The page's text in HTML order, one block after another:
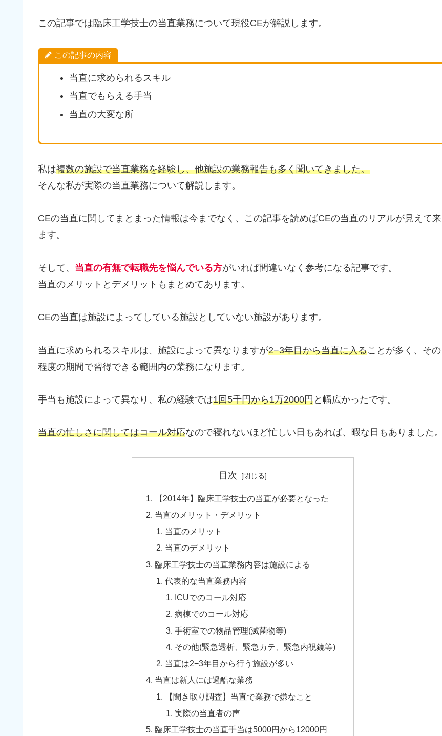
この記事では臨床工学技士の当直業務について現役CEが解説します。
この記事の内容
当直に求められるスキル
当直でもらえる手当
当直の大変な所
私は複数の施設で当直業務を経験し、他施設の業務報告も多く聞いてきました。
そんな私が実際の当直業務について解説します。
CEの当直に関してまとまった情報は今までなく、この記事を読めばCEの当直のリアルが見えて来
ます。
そして、 当直の有無で転職先を悩んでいる方がいれば間違いなく参考になる記事です。
当直のメリットとデメリットもまとめてあります。
CEの当直は施設によってしている施設としていない施設があります。
当直に求められるスキルは、施設によって異なりますが2−3年目から当直に入ることが多く、その
程度の期間で習得できる範囲内の業務になります。
手当も施設によって異なり、私の経験では1回5千円から1万2000円と幅広かったです。
当直の忙しさに関してはコール対応なので寝れないほど忙しい日もあれば、暇な日もありました。
目次
【2014年】臨床工学技士の当直が必要となった
当直のメリット・デメリット
当直のメリット
当直のデメリット
臨床工学技士の当直業務内容は施設による
代表的な当直業務内容
ICUでのコール対応
病棟でのコール対応
手術室での物品管理(滅菌物等)
その他(緊急透析、緊急カテ、緊急内視鏡等)
当直は2−3年目から行う施設が多い
当直は新人には過酷な業務
【聞き取り調査】当直で業務で嫌なこと
実際の当直者の声
臨床工学技士の当直手当は5000円から12000円